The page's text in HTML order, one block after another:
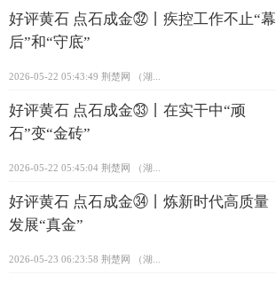
好评黄石 点石成金㉜丨疾控工作不止“幕
后”和“守底”
2026-05-22 05:43:49 荆楚网 ​（湖...
好评黄石 点石成金㉝丨在实干中“顽
石”变“金砖”
2026-05-22 05:45:04 荆楚网 ​（湖...
好评黄石 点石成金㉞丨炼新时代高质量
发展“真金”
2026-05-23 06:23:58 荆楚网 ​（湖...